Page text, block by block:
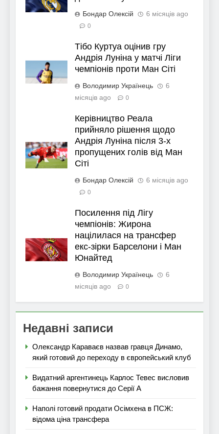
Бондар Олексій 6 місяців ago
0
Тібо Куртуа оцінив гру
Андрія Луніна у матчі Ліги
чемпіонів проти Ман Сіті
Володимир Українець
6
місяців ago
0
Керівництво Реала
прийняло рішення щодо
Андрія Луніна після 3-х
пропущених голів від Ман
Сіті
Бондар Олексій 6 місяців ago
0
Посилення під Лігу
чемпіонів: Жирона
націлилася на трансфер
екс-зірки Барселони і Ман
Юнайтед
Володимир Українець
6
місяців ago
0
Недавні записи
Олександр Караваєв назвав гравця Динамо,
який готовий до переходу в європейський клуб
Видатний аргентинець Карлос Тевес висловив
бажання повернутися до Серії А
Наполі готовий продати Осімхена в ПСЖ:
відома ціна трансфера